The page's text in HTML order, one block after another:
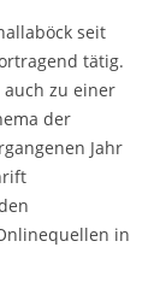
seit
tätig.
zu einer
der
Jahr
in